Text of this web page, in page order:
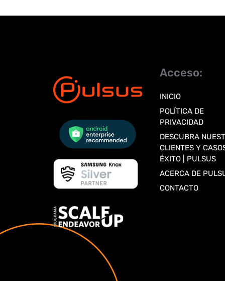
Acceso:
INICIO
POLÍTICA DE
PRIVACIDAD
DESCUBRA
CLIENTES Y
ÉXITO | PULSUS
ACERCA DE
CONTACTO